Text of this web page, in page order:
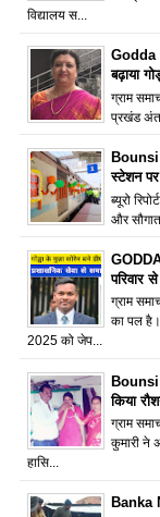
विद्यालय स...
Godda
बढ़ाया
ग्राम
प्रखंड
Bounsi
स्टेशन
ब्यूरो
और
परिवार
ग्राम
का पल है।
2025 को जेप...
Bounsi
किया
ग्राम
कुमारी ने
हासि...
Banka